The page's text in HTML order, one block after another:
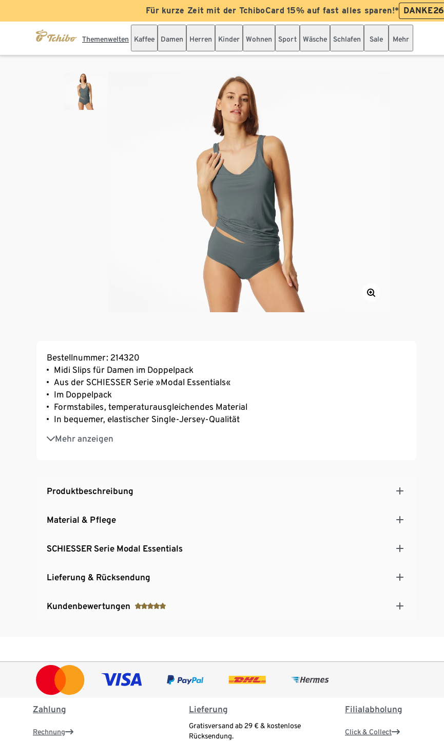
Für kurze Zeit mit der TchiboCard 15% auf fast alles sparen!* DANKE26
Themenwelten Kaffee Damen Herren Kinder Wohnen Sport Wäsche Schlafen Sale Mehr
Bestellnummer: 214320
Midi Slips für Damen im Doppelpack
Aus der SCHIESSER Serie »Modal Essentials«
Im Doppelpack
Formstabiles, temperaturausgleichendes Material
In bequemer, elastischer Single-Jersey-Qualität
Mehr anzeigen
Unser Model ist 172 cm groß und trägt Größe 38/M
Produktbeschreibung
Material & Pflege
SCHIESSER Serie Modal Essentials
Lieferung & Rücksendung
Kundenbewertungen
Zahlung
Rechnung
Lieferung
Gratisversand ab 29 € & kostenlose
Rücksendung.
Filialabholung
Click & Collect